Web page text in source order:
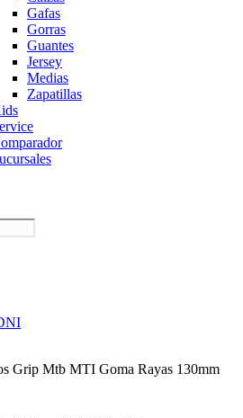
Gafas
Gorras
Guantes
Jersey
Medias
Zapatillas
Grip Mtb MTI Goma Rayas 130mm